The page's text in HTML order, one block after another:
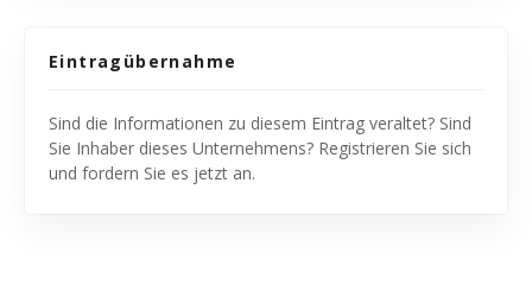
Eintragübernahme
Sind die Informationen zu diesem Eintrag veraltet? Sind
Sie Inhaber dieses Unternehmens? Registrieren Sie sich
und fordern Sie es jetzt an.